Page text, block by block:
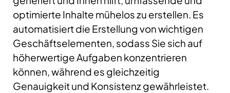
optimierte Inhalte mühelos zu erstellen. Es
automatisiert die Erstellung von wichtigen
Geschäftselementen, sodass Sie sich auf
höherwertige Aufgaben konzentrieren
können, während es gleichzeitig
Genauigkeit und Konsistenz gewährleistet.